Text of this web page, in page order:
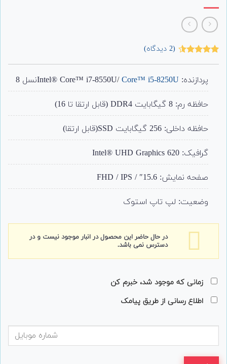
مشتری
(
2دیدگاه)
پردازنده: Intel® Core™ i7-8550U /Core™ i5-8250U نسل 8
حافظه رم: 8 گیگابایت DDR4 (قابل ارتقا تا 16)
حافظه داخلی: 256 گیگابایت SSD(قابل ارتقا)
گرافیک: Intel® UHD Graphics 620
صفحه نمایش: 15.6″ / FHD / IPS
وضعیت: لپ تاپ استوک
در حال حاضر این محصول در انبار موجود نیست و در
دسترس نمی باشد.
زمانی که موجود شد، خبرم کن
اطلاع رسانی از طریق پیامک